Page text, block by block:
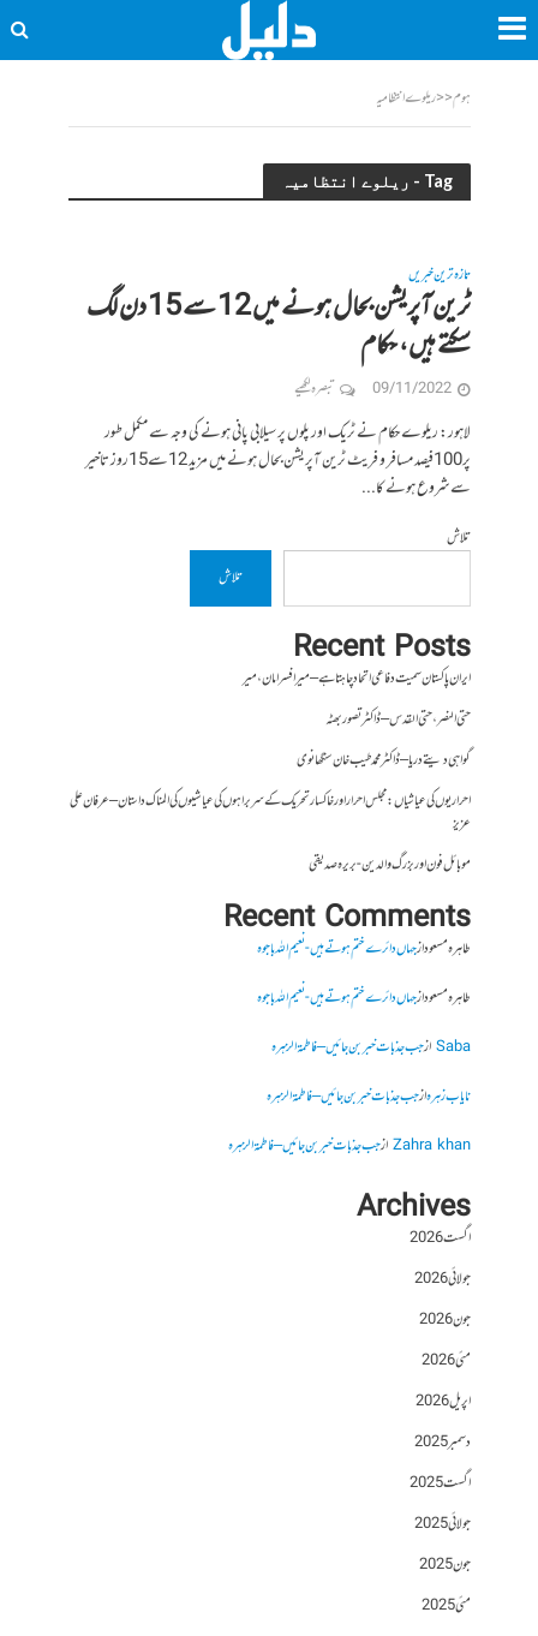
ہوم<<ریلوے انتظامیہ
Tag - ریلوے انتظامیہ
تازہ ترین خبریں
ٹرین آپریشن بحال ہونے میں 12 سے 15 دن لگ
سکتے ہیں، حکام
09/11/2022 تبصرہ لکھیے
لاہور: ریلوے حکام نے ٹریک اور پلوں پر سیلابی پانی ہونے کی وجہ سے مکمل طور
پر100فیصد مسافر و فریٹ ٹرین آپریشن بحال ہونے میں مزید 12سے15روز تاخیر
سے شروع ہونے کا...
تلاش
تلاش
Recent Posts
ایران پاکستان سمیت دفاعی اتحاد چاہتا ہے – میر افسر امان،میر
حتی النصر ، حتی القدس – ڈاکٹر تصور بھٹہ
گواہی دیتے دریا – ڈاکٹر محمد طیب خان سنگھانوی
احراریوں کی عیاشیاں : مجلس احرار اور خاکسار تحریک کے سربراہوں کی عیاشیوں کی المناک داستان – عرفان علی
عزیز
موبائل فون اور بزرگ والدین- بریرہ صدیقی
Recent Comments
طاہرہ مسعودازجہاں دائرے ختم ہوتے ہیں- نعیم اللہ باجوہ
طاہرہ مسعودازجہاں دائرے ختم ہوتے ہیں- نعیم اللہ باجوہ
Sabaازجب جذبات خبر بن جائیں – فاطمۃالزہرہ
نایاب زہرہازجب جذبات خبر بن جائیں – فاطمۃالزہرہ
Zahra khanازجب جذبات خبر بن جائیں – فاطمۃالزہرہ
Archives
اگست 2026
جولائی 2026
جون 2026
مئی 2026
اپریل 2026
دسمبر 2025
اگست 2025
جولائی 2025
جون 2025
مئی 2025